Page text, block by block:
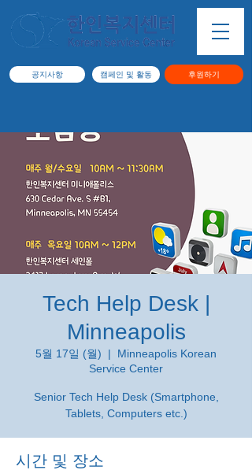
공지사항 캠페인 및 활동 후원하기
Tech Help Desk |
Minneapolis
5월 17일 (월)
  |
Minneapolis Korean
Service Center
Senior Tech Help Desk (Smartphone,
Tablets, Computers etc.)
시간 및 장소